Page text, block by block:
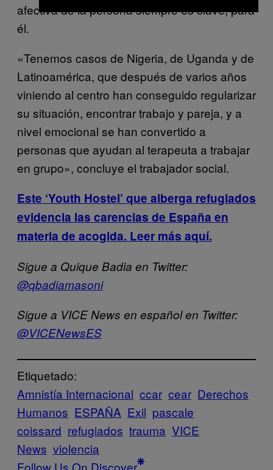
afectiva de la persona siempre es clave, para
él.
«Tenemos casos de Nigeria, de Uganda y de
Latinoamérica, que después de varios años
viniendo al centro han conseguido regularizar
su situación, encontrar trabajo y pareja, y a
nivel emocional se han convertido a
personas que ayudan al terapeuta a trabajar
en grupo», concluye el trabajador social.
Este ‘Youth Hostel’ que alberga refugiados
evidencia las carencias de España en
materia de acogida. Leer más aquí.
Sigue a Quique Badia en Twitter:
@qbadiamasoni
Sigue a VICE News en español en Twitter:
@VICENewsES
Etiquetado:
Amnistía Internacional ccar cear Derechos
Humanos ESPAÑA Exil pascale
coissard refugiados trauma VICE
News violencia
Follow Us On Discover